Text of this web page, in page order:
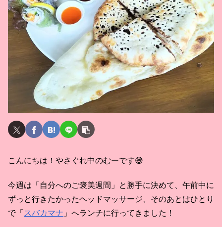
こんにちは！やさぐれ中のむーです😅
今週は「自分へのご褒美週間」と勝手に決めて、午前中に
ずっと行きたかったヘッドマッサージ、そのあとはひとり
で「 スバカマナ 」へランチに行ってきました！